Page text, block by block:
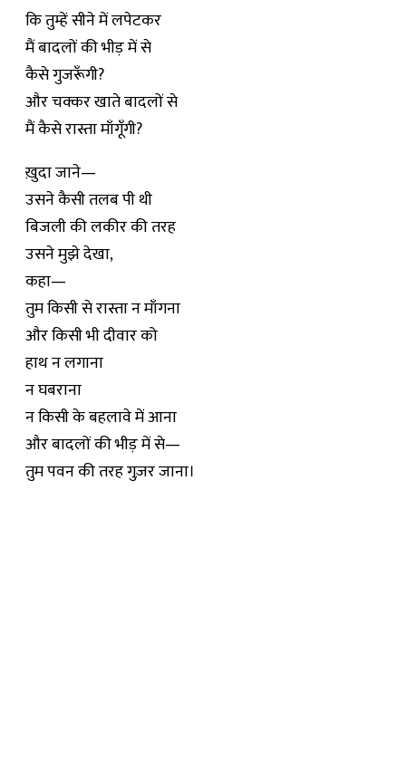
कि तुम्हें सीने में लपेटकर
मैं बादलों की भीड़ में से
कैसे गुजरूँगी?
और चक्कर खाते बादलों से
मैं कैसे रास्ता माँगूँगी?
ख़ुदा जाने—
उसने कैसी तलब पी थी
बिजली की लकीर की तरह
उसने मुझे देखा,
कहा—
तुम किसी से रास्ता न माँगना
और किसी भी दीवार को
हाथ न लगाना
न घबराना
न किसी के बहलावे में आना
और बादलों की भीड़ में से—
तुम पवन की तरह गुज़र जाना।